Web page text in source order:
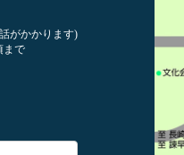
がかかります)
まで